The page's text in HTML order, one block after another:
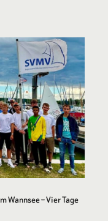
Wannsee – Vier Tage